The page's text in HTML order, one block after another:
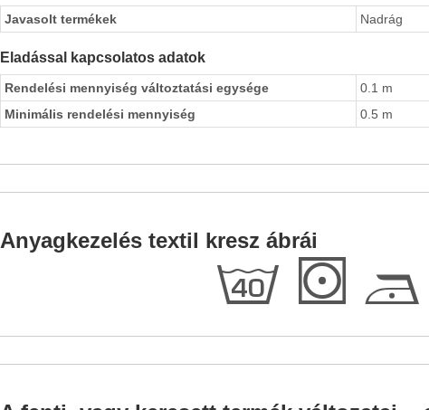
Javasolt termékek Nadrág
Eladással kapcsolatos adatok
Rendelési mennyiség változtatási egysége
0.1 m
Minimális rendelési mennyiség
0.5 m
Anyagkezelés textil kresz ábrái
h S D